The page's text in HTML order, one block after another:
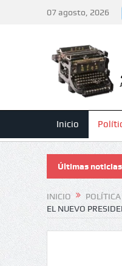
07 agosto, 2026
Inicio
Últimas noticias
a punto de vender a Nahuel
INICIO POLÍTICA
EL NUEVO